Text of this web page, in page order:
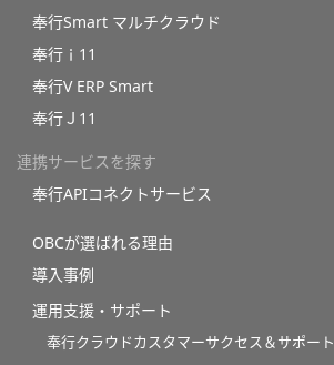
奉行Smart マルチクラウド
奉行ｉ11
奉行V ERP Smart
奉行Ｊ11
連携サービスを探す
奉行APIコネクトサービス
OBCが選ばれる理由
導入事例
運用支援・サポート
奉行クラウドカスタマーサクセス＆サポート